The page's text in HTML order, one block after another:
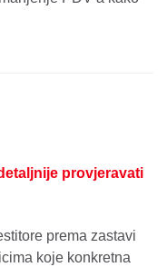
provjeravati
prema zastavi
koje konkretna